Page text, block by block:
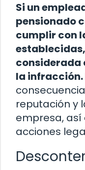
Si un
pensionado
cumplir con
considerada
la infracción.
reputación y
empresa,
acciones